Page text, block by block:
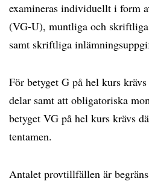
examineras individuellt i form
(VG-U), muntliga och
samt skriftliga
För betyget G på hel kurs
delar samt att obligatoriska
betyget VG på hel kurs krävs
tentamen.
Antalet provtillfällen är